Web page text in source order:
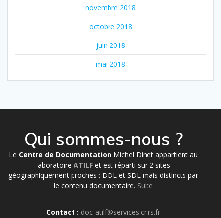
novembre 2018
octobre 2018
juin 2018
mai 2018
Qui sommes-nous ?
Le Centre de Documentation Michel Dinet appartient au
laboratoire ATILF et est réparti sur 2 sites
géographiquement proches : DDL et SDL mais distincts par
le contenu documentaire. Suite
Contact : doc-atilf@services.cnrs.fr